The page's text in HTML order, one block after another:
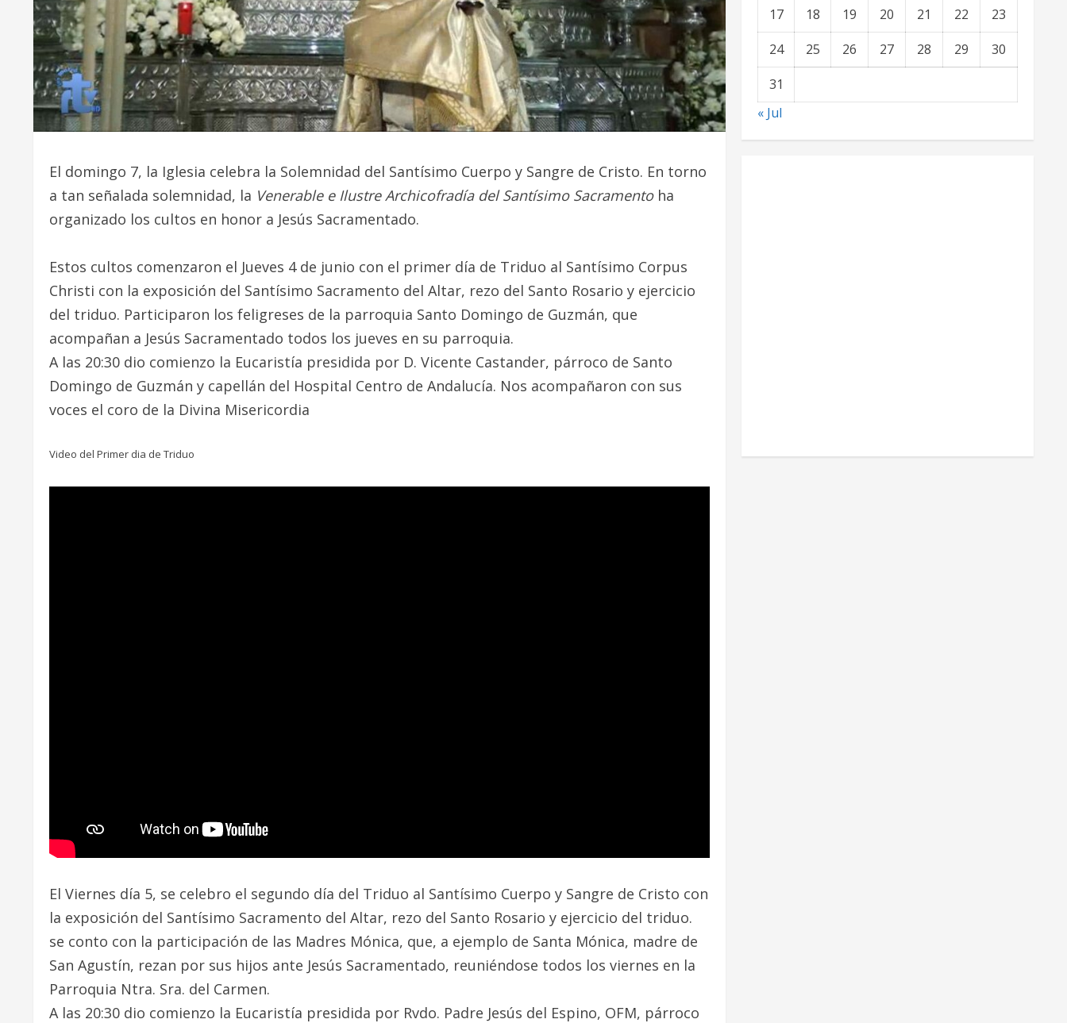
El domingo 7, la Iglesia celebra la Solemnidad del Santísimo Cuerpo y Sangre de Cristo. En torno
a tan señalada solemnidad, la Venerable e Ilustre Archicofradía del Santísimo Sacramentoha
organizado los cultos en honor a Jesús Sacramentado.
Estos cultos comenzaron el Jueves 4 de junio con el primer día de Triduo al Santísimo Corpus
Christi con la exposición del Santísimo Sacramento del Altar, rezo del Santo Rosario y ejercicio
del triduo. Participaron los feligreses de la parroquia Santo Domingo de Guzmán, que
acompañan a Jesús Sacramentado todos los jueves en su parroquia.
A las 20:30 dio comienzo la Eucaristía presidida por D. Vicente Castander, párroco de Santo
Domingo de Guzmán y capellán del Hospital Centro de Andalucía. Nos acompañaron con sus
voces el coro de la Divina Misericordia
Video del Primer dia de Triduo
El Viernes día 5, se celebro el segundo día del Triduo al Santísimo Cuerpo y Sangre de Cristo con
la exposición del Santísimo Sacramento del Altar, rezo del Santo Rosario y ejercicio del triduo.
se conto con la participación de las Madres Mónica, que, a ejemplo de Santa Mónica, madre de
San Agustín, rezan por sus hijos ante Jesús Sacramentado, reuniéndose todos los viernes en la
Parroquia Ntra. Sra. del Carmen.
A las 20:30 dio comienzo la Eucaristía presidida por Rvdo. Padre Jesús del Espino, OFM, párroco
17
18 19 20 21 22
23
24
25 26 27 28 29
30
31
« Jul